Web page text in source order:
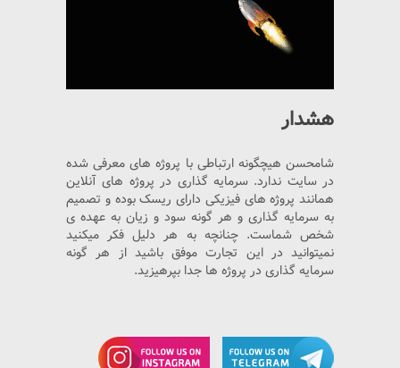
هشدار
شامحسن هیچگونه ارتباطی با پروژه های معرفی شده
در سایت ندارد. سرمایه گذاری در پروژه های آنلاین
همانند پروژه های فیزیکی دارای ریسک بوده و تصمیم
به سرمایه گذاری و هر گونه سود و زیان به عهده ی
شخص شماست. چنانچه به هر دلیل فکر میکنید
نمیتوانید در این تجارت موفق باشید از هر گونه
سرمایه گذاری در پروژه ها جدا بپرهیزید.